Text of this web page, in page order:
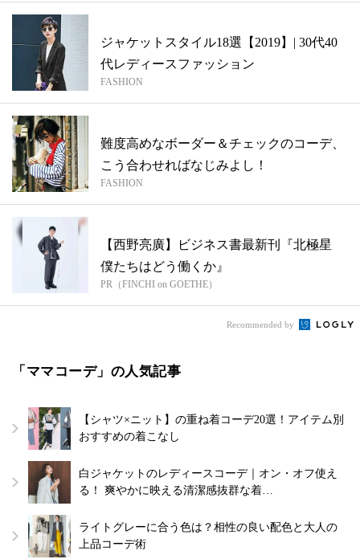
ジャケットスタイル18選【2019】| 30代40
代レディースファッション
FASHION
難度高めなボーダー＆チェックのコーデ、
こう合わせればなじみよし！
FASHION
【西野亮廣】ビジネス書最新刊『北極星
僕たちはどう働くか』
PR（FINCHI on GOETHE）
Recommended by
「ママコーデ」の人気記事
【シャツ×ニット】の重ね着コーデ20選！アイテム別
おすすめの着こなし
白ジャケットのレディースコーデ｜オン・オフ使え
る！ 爽やかに映える清潔感抜群な着…
ライトグレーに合う色は？相性の良い配色と大人の
上品コーデ術